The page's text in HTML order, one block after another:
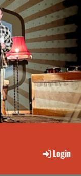
Login